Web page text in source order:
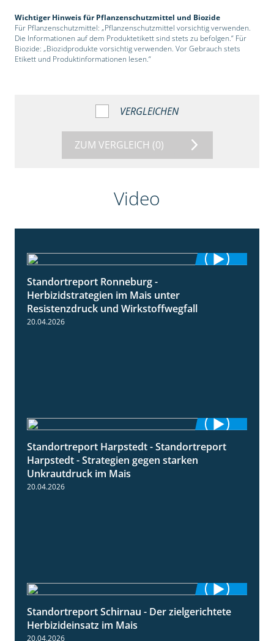
Wichtiger Hinweis für Pflanzenschutzmittel und Biozide
Für Pflanzenschutzmittel: „Pflanzenschutzmittel vorsichtig verwenden.
Die Informationen auf dem Produktetikett sind stets zu befolgen.“ Für
Biozide: „Biozidprodukte vorsichtig verwenden. Vor Gebrauch stets
Etikett und Produktinformationen lesen.“
VERGLEICHEN
ZUM VERGLEICH (0)
Video
Standortreport Ronneburg -
Herbizidstrategien im Mais unter
Resistenzdruck und Wirkstoffwegfall
20.04.2026
9:11
Standortreport Harpstedt - Standortreport
Harpstedt - Strategien gegen starken
Unkrautdruck im Mais
20.04.2026
9:27
Standortreport Schirnau - Der zielgerichtete
Herbizideinsatz im Mais
20.04.2026